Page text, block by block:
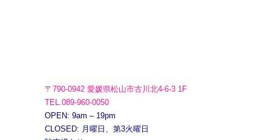
〒790-0942 愛媛県松山市古川北4-6-3 1F
TEL.089-960-0050
OPEN: 9am – 19pm
CLOSED: 月曜日、第3火曜日